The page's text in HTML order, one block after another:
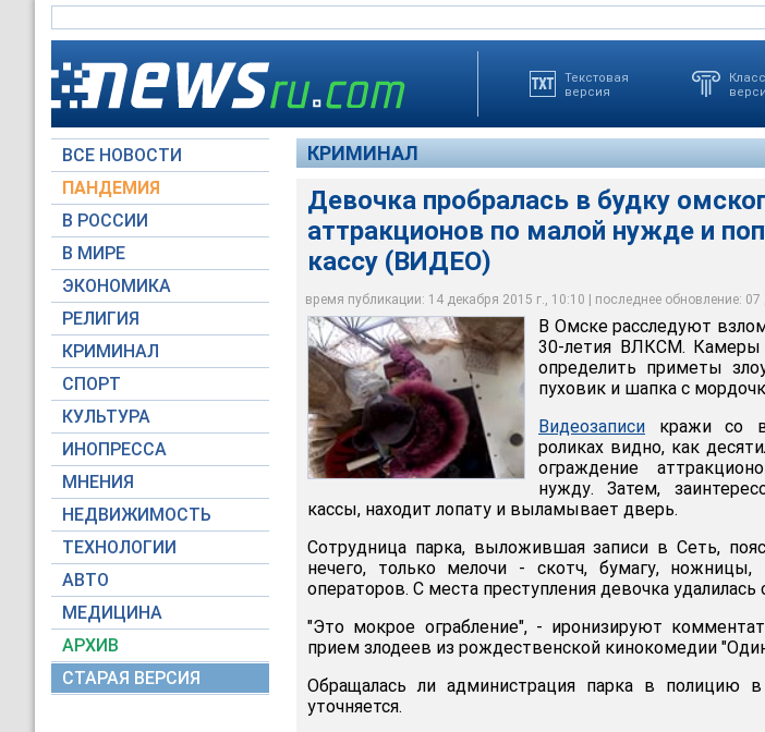
Текстовая
версия
ВСЕ НОВОСТИ
ПАНДЕМИЯ
В РОССИИ
В МИРЕ
ЭКОНОМИКА
РЕЛИГИЯ
КРИМИНАЛ
СПОРТ
КУЛЬТУРА
ИНОПРЕССА
МНЕНИЯ
НЕДВИЖИМОСТЬ
ТЕХНОЛОГИИ
АВТО
МЕДИЦИНА
АРХИВ
СТАРАЯ ВЕРСИЯ
КРИМИНАЛ
Девочка пробралась в будку
аттракционов по малой нужде и
кассу (ВИДЕО)
время публикации: 14 декабря 2015 г., 10:10 | последнее обновление: 07
В Омске расследуют взлом кассы аттракционов в парке
видеонаблюдения позволили определить приметы
пуховик и шапка с мордочкой панды
youtube.com
В Омске расследуют
30-летия ВЛКСМ. Камеры
определить приметы
пуховик и шапка с
Видеозаписи кражи со
роликах видно, как
ограждение
нужду. Затем,
кассы, находит лопату и выламывает дверь.
Сотрудница парка, выложившая записи в Сеть,
нечего, только мелочи - скотч, бумагу, ножницы,
операторов. С места преступления девочка
"Это мокрое ограбление", - иронизируют
прием злодеев из рождественской кинокомедии
Обращалась ли администрация парка в полицию
уточняется.